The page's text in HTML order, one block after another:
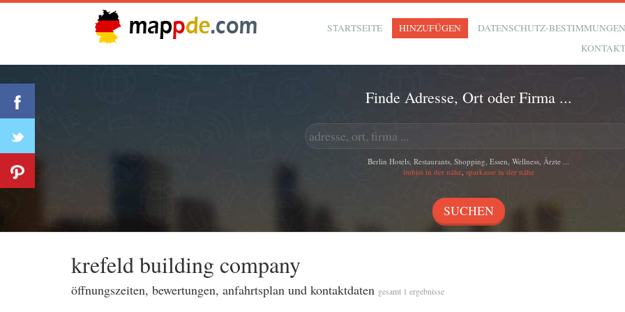
STARTSEITE HINZUFÜGEN
DATENSCHUTZ-
Finde Adresse, Ort oder Firma ...
Berlin Hotels, Restaurants, Shopping, Essen, Wellness, Ärzte ...
imbiss in der nähe, sparkasse in der nähe
krefeld building company
öffnungszeiten, bewertungen, anfahrtsplan und kontaktdaten gesamt 1 ergebnisse